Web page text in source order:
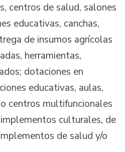
centros de salud, salones
educativas, canchas,
de insumos agrícolas
herramientas,
dotaciones en
educativas, aulas,
centros multifuncionales
culturales, de
de salud y/o